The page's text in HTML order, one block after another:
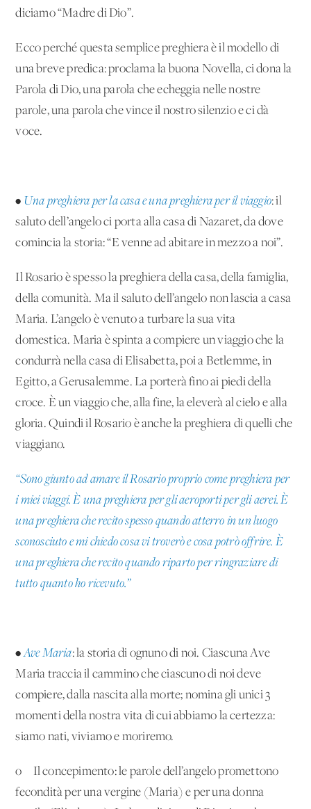
diciamo “Madre di Dio”.
Ecco perché questa semplice preghiera è il modello di
una breve predica: proclama la buona Novella, ci dona la
Parola di Dio, una parola che echeggia nelle nostre
parole, una parola che vince il nostro silenzio e ci dà
voce.
• Una preghiera per la casa e una preghiera per il viaggio: il
saluto dell’angelo ci porta alla casa di Nazaret, da dove
comincia la storia: “E venne ad abitare in mezzo a noi”.
Il Rosario è spesso la preghiera della casa, della famiglia,
della comunità. Ma il saluto dell’angelo non lascia a casa
Maria. L’angelo è venuto a turbare la sua vita
domestica. Maria è spinta a compiere un viaggio che la
condurrà nella casa di Elisabetta, poi a Betlemme, in
Egitto, a Gerusalemme. La porterà fino ai piedi della
croce. È un viaggio che, alla fine, la eleverà al cielo e alla
gloria. Quindi il Rosario è anche la preghiera di quelli che
viaggiano.
“Sono giunto ad amare il Rosario proprio come preghiera per
i miei viaggi. È una preghiera per gli aeroporti per gli aerei. È
una preghiera che recito spesso quando atterro in un luogo
sconosciuto e mi chiedo cosa vi troverò e cosa potrò offrire. È
una preghiera che recito quando riparto per ringraziare di
tutto quanto ho ricevuto.”
•Ave Maria: la storia di ognuno di noi. Ciascuna Ave
Maria traccia il cammino che ciascuno di noi deve
compiere, dalla nascita alla morte; nomina gli unici 3
momenti della nostra vita di cui abbiamo la certezza:
siamo nati, viviamo e moriremo.
o Il concepimento: le parole dell’angelo promettono
fecondità per una vergine (Maria) e per una donna